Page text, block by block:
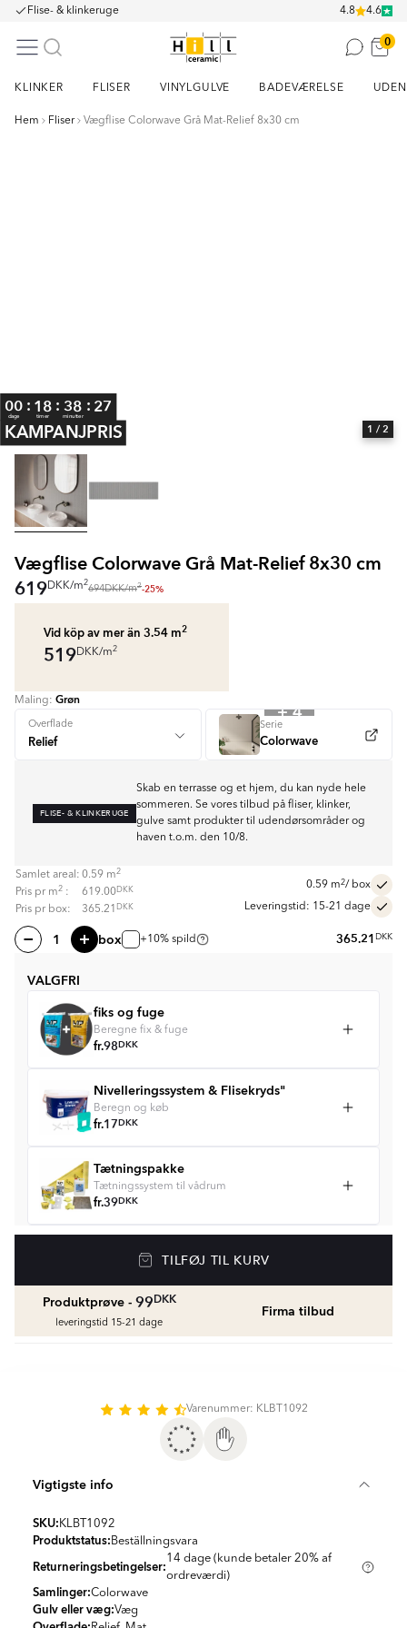
Flise- & klinkeruge 4.8 4.6
0
KLINKER FLISER VINYLGULVE BADEVÆRELSE
Hem Fliser Vægflise Colorwave Grå Mat-Relief 8x30 cm
00
dage
: 18
timer
: 38
minutter
: 27
KAMPANJPRIS 1 / 2
Vægflise Colorwave Grå Mat-Relief 8x30 cm
619DKK/m2
694DKK/m2-25%
Vid köp av mer än 3.54 m2
519DKK/m2
Maling: Grøn
+ 4
Overflade Serie
Colorwave
FLISE- & KLINKERUGE
Skab en terrasse og et hjem, du kan nyde hele
sommeren. Se vores tilbud på fliser, klinker,
gulve samt produkter til udendørsområder og
haven t.o.m. den 10/8.
Samlet areal: 0.59 m 2
Pris pr m 2 : 619.00DKK
Pris pr box: 365.21 DKK
0.59 m2/ box
Leveringstid: 15-21 dage
box +10% spild 365.21 DKK
VALGFRI
fiks og fuge
Beregne fix & fuge
fr.98DKK
Nivelleringssystem & Flisekryds"
Beregn og køb
fr.17DKK
Tætningspakke
Tætningssystem til vådrum
fr.39DKK
Se farver og beregn den rette mængde
fr.75 DKK
Fliseliste
TILFØJ TIL KURV
Produktprøve - 99DKK
leveringstid 15-21 dage
Firma tilbud
Varenummer: KLBT1092
Vigtigste info
SKU: KLBT1092
Produktstatus: Beställningsvara
Returneringsbetingelser:14 dage (kunde betaler 20% af
ordreværdi)
Samlinger:Colorwave
Gulv eller væg:Væg